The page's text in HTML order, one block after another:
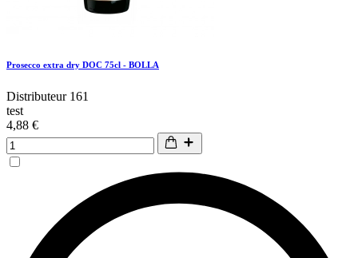
Prosecco extra dry DOC 75cl - BOLLA
Distributeur 161
test
4,88 €